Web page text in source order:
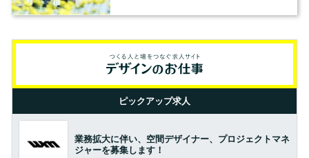
ピックアップ求人
業務拡大に伴い、空間デザイナー、プロジェクトマネ
ジャーを募集します！